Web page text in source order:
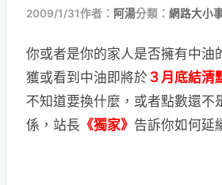
2009/1/31作者： 阿湯分類： 網路大小
你或者是你的家人是否擁有中油
獲或看到中油即將於 ３月底結清
不知道要換什麼，或者點數還不
係，站長 《獨家》 告訴你如何延